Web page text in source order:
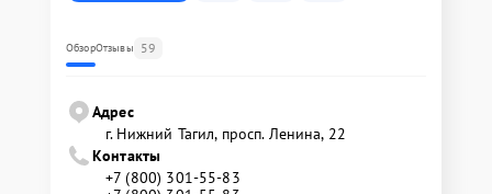
ОбзорОтзывы 59
Адрес
г. Нижний Тагил, просп. Ленина, 22
Контакты
+7 (800) 301-55-83